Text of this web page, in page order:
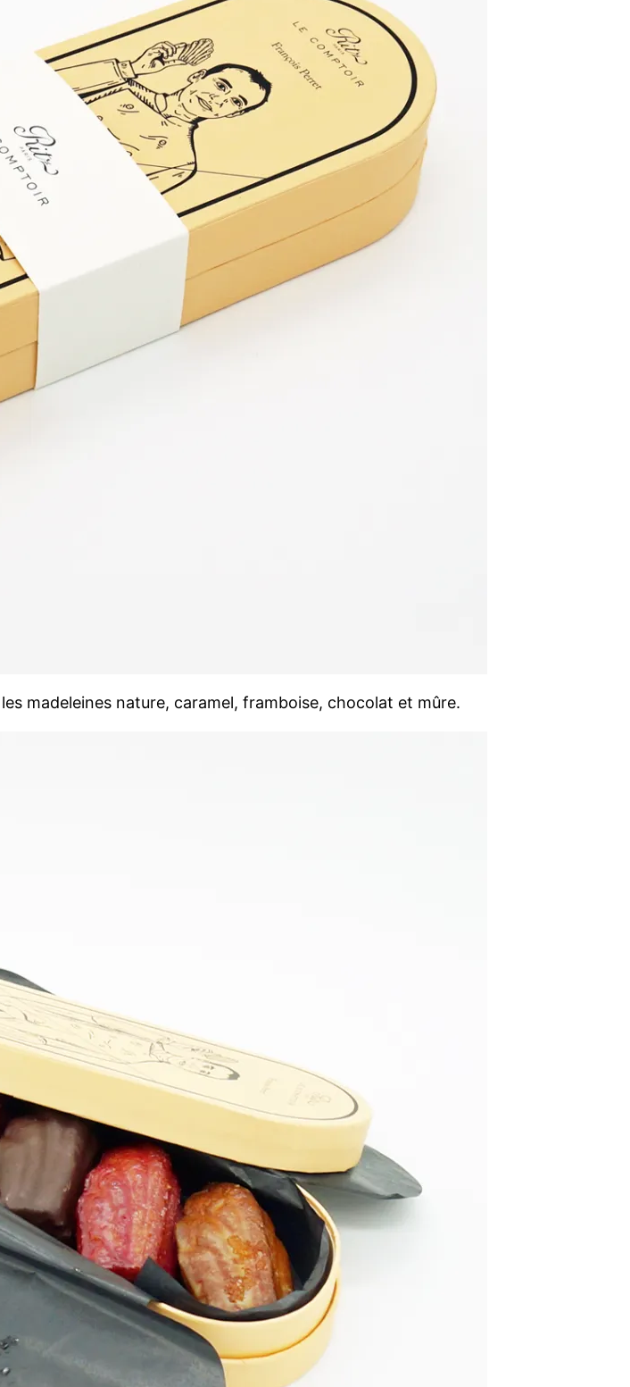
madeleines nature, caramel, framboise, chocolat et mûre.